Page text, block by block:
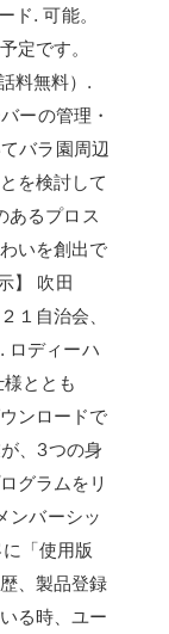
ド. 可能。
定です。
料無料）.
ーの管理・
バラ園周辺
を検討して
あるプロス
いを創出で
】 吹田
１自治会、
ロディーハ
ととも
ンロードで
、3つの身
グラムをリ
ンバーシッ
「使用版
、製品登録
る時、ユー